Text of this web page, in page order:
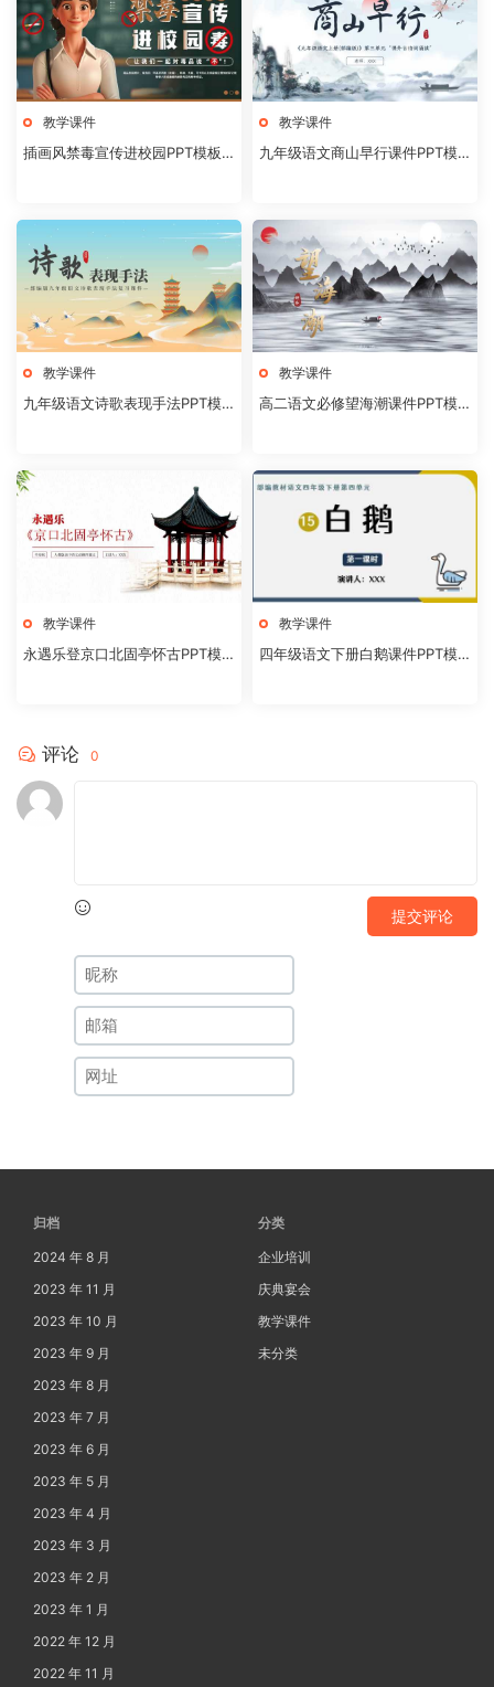
教学课件
插画风禁毒宣传进校园PPT模板2
教学课件
九年级语文商山早行课件PPT模
教学课件
九年级语文诗歌表现手法PPT模
教学课件
高二语文必修望海潮课件PPT模
教学课件
永遇乐登京口北固亭怀古PPT模
教学课件
四年级语文下册白鹅课件PPT模
评论 0
提交评论
归档
2024 年 8 月
2023 年 11 月
2023 年 10 月
2023 年 9 月
2023 年 8 月
2023 年 7 月
2023 年 6 月
2023 年 5 月
2023 年 4 月
2023 年 3 月
2023 年 2 月
2023 年 1 月
2022 年 12 月
2022 年 11 月
分类
企业培训
庆典宴会
教学课件
未分类